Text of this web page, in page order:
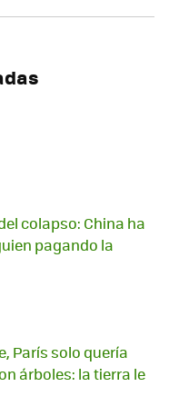
colapso: China ha
pagando la
París solo quería
árboles: la tierra le